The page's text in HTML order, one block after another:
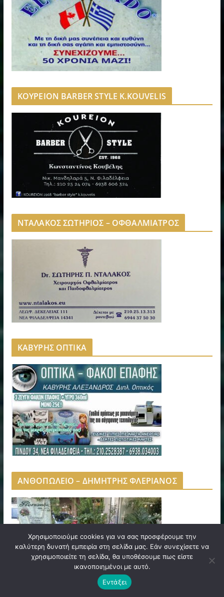
ΚΟΥΡΕΙΟΝ BARBER STYLE K.KOUVELIS
ΝΤΑΛΑΚΟΣ ΣΩΤΗΡΙΟΣ – ΟΦΘΑΛΜΙΑΤΡΟΣ
ΚΑΒΥΡΗΣ ΟΠΤΙΚΑ
ΑΝΘΟΠΩΛΕΙΟ – ΔΗΜΗΤΡΗΣ ΦΛΕΡΙΑΝΟΣ
Χρησιμοποιούμε cookies για να σας προσφέρουμε την
καλύτερη δυνατή εμπειρία στη σελίδα μας. Εάν συνεχίσετε να
χρησιμοποιείτε τη σελίδα, θα υποθέσουμε πως είστε
ικανοποιημένοι με αυτό.
Εντάξει